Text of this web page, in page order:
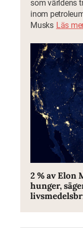
som världens
inom
Musks Läs
2 % av Elon
hunger,